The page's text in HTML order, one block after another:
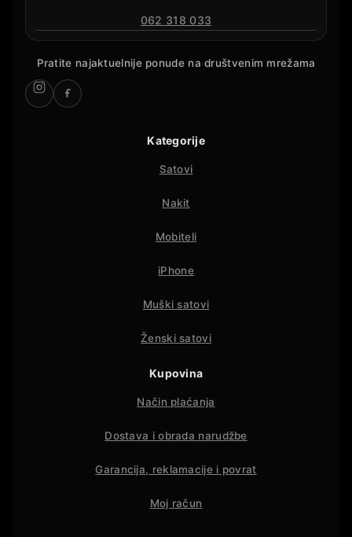
062 318 033
Pratite najaktuelnije ponude na društvenim mrežama
Kategorije
Satovi
Nakit
Mobiteli
iPhone
Muški satovi
Ženski satovi
Kupovina
Način plaćanja
Dostava i obrada narudžbe
Garancija, reklamacije i povrat
Moj račun